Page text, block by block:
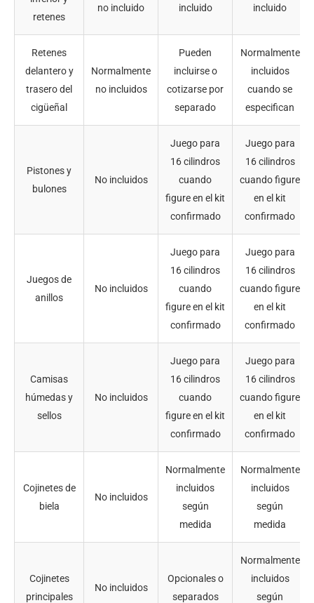
retenes
no incluido incluido incluido
Retenes
delantero y
trasero del
cigüeñal
Normalmente
no incluidos
Pueden
incluirse o
cotizarse por
separado
Normalmente
incluidos
cuando se
especifican
Pistones y
bulones
No incluidos
Juego para
16 cilindros
cuando
figure en el kit
confirmado
Juego para
16 cilindros
cuando figure
en el kit
confirmado
Juegos de
anillos
No incluidos
Juego para
16 cilindros
cuando
figure en el kit
confirmado
Juego para
16 cilindros
cuando figure
en el kit
confirmado
Camisas
húmedas y
sellos
No incluidos
Juego para
16 cilindros
cuando
figure en el kit
confirmado
Juego para
16 cilindros
cuando figure
en el kit
confirmado
Cojinetes de
biela
No incluidos
Normalmente
incluidos
según
medida
Normalmente
incluidos
según
medida
Cojinetes
principales
No incluidos
Opcionales o
separados
Normalmente
incluidos
según